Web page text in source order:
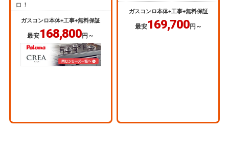
ロ！
ガスコンロ本体+工事+無料保証
最安168,800円～
ガスコンロ本体+工事+無料保証
最安169,700円～